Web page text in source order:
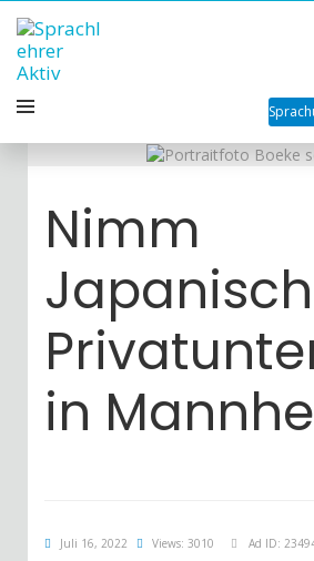
Nimm
in
Juli 16, 2022 Views: 3010 Ad ID: